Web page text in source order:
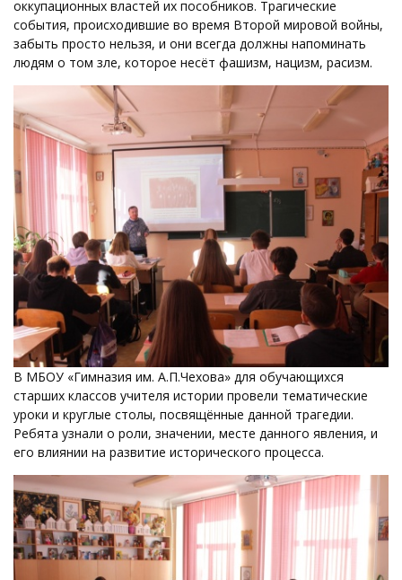
оккупационных властей их пособников. Трагические
события, происходившие во время Второй мировой войны,
забыть просто нельзя, и они всегда должны напоминать
людям о том зле, которое несёт фашизм, нацизм, расизм.
В МБОУ «Гимназия им. А.П.Чехова» для обучающихся
старших классов учителя истории провели тематические
уроки и круглые столы, посвящённые данной трагедии.
Ребята узнали о роли, значении, месте данного явления, и
его влиянии на развитие исторического процесса.